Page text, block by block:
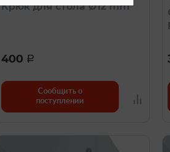
Крюк для стола Ø12 mm
400 a
Сообщить о
поступлении